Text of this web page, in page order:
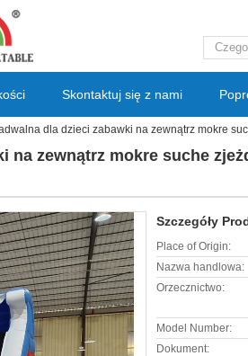
Skontaktuj się z nami
dla dzieci zabawki na zewnątrz mokre
na zewnątrz mokre suche
Szczegóły
Place of Origin:
Nazwa handlowa:
Orzecznictwo:
Model Number:
Dokument: